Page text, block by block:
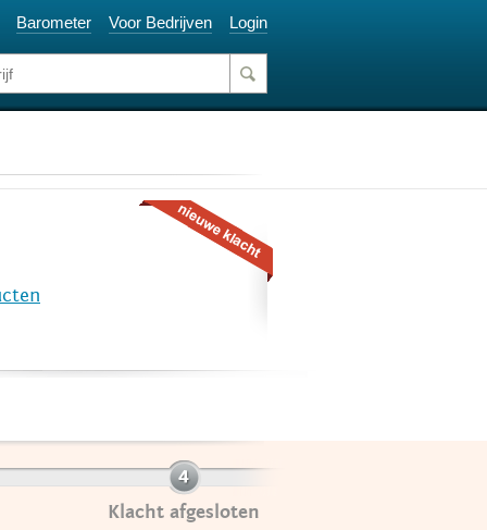
Barometer Voor Bedrijven Login
Klacht afgesloten